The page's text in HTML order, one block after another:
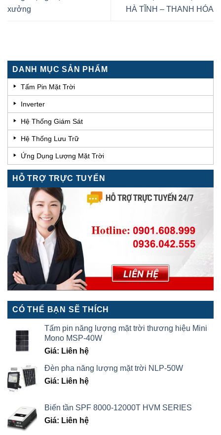
xưởng
HÀ TĨNH – THANH HÓA
DANH MỤC SẢN PHẨM
Tấm Pin Mặt Trời
Inverter
Hệ Thống Giám Sát
Hệ Thống Lưu Trữ
Ứng Dụng Lượng Mặt Trời
HỖ TRỢ TRỰC TUYẾN
CÓ THỂ BẠN SẼ THÍCH
Tấm pin năng lượng mặt trời thương hiệu Mini
Mono MSP-40W
Giá: Liên hệ
Đèn pha năng lượng mặt trời NLP-50W
Giá: Liên hệ
Biến tần SPF 8000-12000T HVM SERIES
Giá: Liên hệ